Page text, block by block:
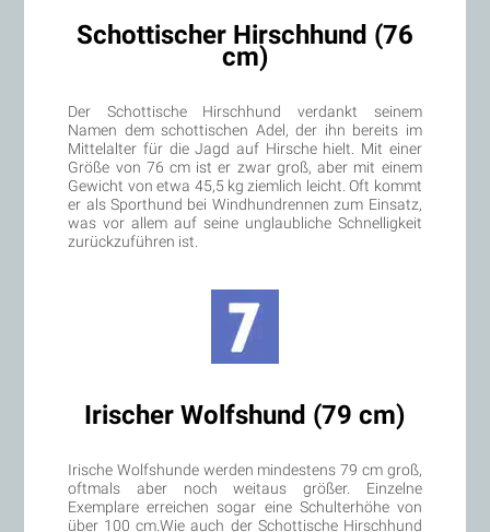
Schottischer Hirschhund (76
cm)
Der Schottische Hirschhund verdankt seinem
Namen dem schottischen Adel, der ihn bereits im
Mittelalter für die Jagd auf Hirsche hielt. Mit einer
Größe von 76 cm ist er zwar groß, aber mit einem
Gewicht von etwa 45,5 kg ziemlich leicht. Oft kommt
er als Sporthund bei Windhundrennen zum Einsatz,
was vor allem auf seine unglaubliche Schnelligkeit
zurückzuführen ist.
Irischer Wolfshund (79 cm)
Irische Wolfshunde werden mindestens 79 cm groß,
oftmals aber noch weitaus größer. Einzelne
Exemplare erreichen sogar eine Schulterhöhe von
über 100 cm.Wie auch der Schottische Hirschhund